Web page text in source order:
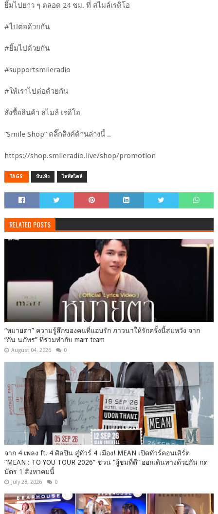
ยิ้มไปยาว ๆ ตลอด 24 ชม. ที่ สไมล์เรดิโอ
#ไปต่อด้วยกัน
#ยิ้มไปด้วยกัน
#supportsmileradio
#ให้เราไปต่อด้วยกัน
สั่งซื้อสินค้า สไมล์ เรดิโอ
“Smile Shop” คลิ๊กลิงค์ด้านล่างนี้ ..
https://shop.smileradio.live/shop/promotion
TAGS: บันเทิง ไลฟ์สไตล์
RELATED POSTS
“หมายตา” ความรู้สึกของคนที่แอบรัก ภาวนาให้รักครั้งนี้สมหวัง จาก
“กัน นภัทร” ที่ร่วมทำกับ marr team
August 04, 2026 0
จาก 4 เพลง ft. 4 ศิลปิน สู่ทัวร์ 4 เมือง! MEAN เปิดทัวร์คอนเสิร์ต
“MEAN : TO YOU TOUR 2026” ชวน “ผู้ชมที่ดี” ออกเดินทางด้วยกัน กด
บัตร 1 สิงหาคมนี้
July 28, 2026 0